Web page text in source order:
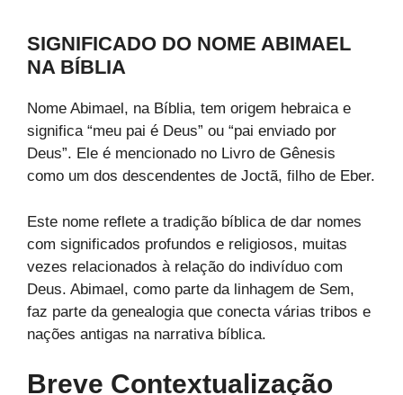
SIGNIFICADO DO NOME ABIMAEL
NA BÍBLIA
Nome Abimael, na Bíblia, tem origem hebraica e
significa “meu pai é Deus” ou “pai enviado por
Deus”. Ele é mencionado no Livro de Gênesis
como um dos descendentes de Joctã, filho de Eber.
Este nome reflete a tradição bíblica de dar nomes
com significados profundos e religiosos, muitas
vezes relacionados à relação do indivíduo com
Deus. Abimael, como parte da linhagem de Sem,
faz parte da genealogia que conecta várias tribos e
nações antigas na narrativa bíblica.
Breve Contextualização